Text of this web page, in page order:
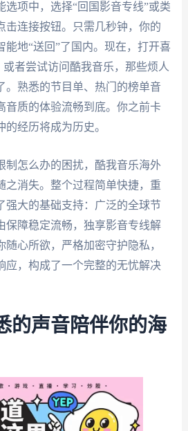
选项中，选择“回国影音专线”或类
击连接按钮。只需几秒钟，你的
能地“送回”了国内。现在，打开喜
者尝试访问酷我音乐，那些烦人
。熟悉的节目单、热门的榜单音
音质的体验流畅到底。你之前卡
经历将成为历史。
制怎么办的困扰，酷我音乐海外
之消失。整个过程简单快捷，重
强大的基础支持：广泛的全球节
保障稳定流畅，独享影音专线解
心所欲，严格加密守护隐私，
应，构成了一个完整的无忧解决
的声音陪伴你的海